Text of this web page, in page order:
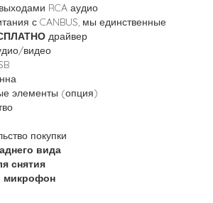
RCA аудио
с CANBUS, мы единственные
драйвер
видео
элементы (опция)
покупки
вида
снятия
микрофон